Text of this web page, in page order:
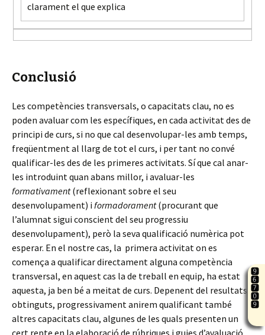
clarament el que explica
Conclusió
Les competències transversals, o capacitats clau, no es
poden avaluar com les específiques, en cada activitat des de
principi de curs, si no que cal desenvolupar-les amb temps,
freqüentment al llarg de tot el curs, i per tant no convé
qualificar-les des de les primeres activitats. Sí que cal anar-
les introduint quan abans millor, i avaluar-les
formativament(reflexionant sobre el seu
desenvolupament) i formadorament(procurant que
l’alumnat sigui conscient del seu progressiu
desenvolupament), però la seva qualificació numèrica pot
esperar. En el nostre cas, la primera activitat on es
comença a qualificar directament alguna competència
transversal, en aquest cas la de treball en equip, ha estat
aquesta, ja ben bé a meitat de curs. Depenent del resultats
obtinguts, progressivament anirem qualificant també
altres capacitats clau, algunes de les quals presenten un
cert repte en la elaboració de rúbriques i guies d’avaluació,